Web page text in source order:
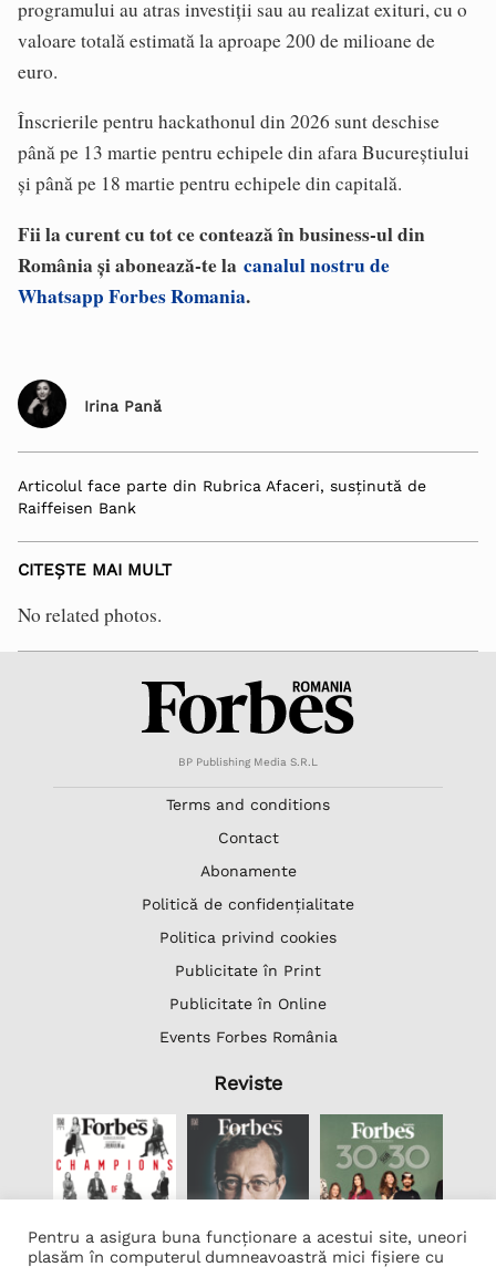
programului au atras investiții sau au realizat exituri, cu o
valoare totală estimată la aproape 200 de milioane de
euro.
Înscrierile pentru hackathonul din 2026 sunt deschise
până pe 13 martie pentru echipele din afara Bucureștiului
și până pe 18 martie pentru echipele din capitală.
Fii la curent cu tot ce contează în business-ul din
România și abonează-te la canalul nostru de
Whatsapp Forbes Romania.
Irina Pană
Articolul face parte din Rubrica Afaceri, susținută de
Raiffeisen Bank
CITEȘTE MAI MULT
No related photos.
BP Publishing Media S.R.L
Terms and conditions
Contact
Abonamente
Politică de confidențialitate
Politica privind cookies
Publicitate în Print
Publicitate în Online
Events Forbes România
Reviste
Pentru a asigura buna funcționare a acestui site, uneori
plasăm în computerul dumneavoastră mici fișiere cu